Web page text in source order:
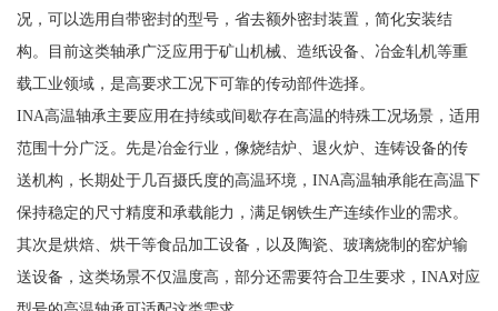
况，可以选用自带密封的型号，省去额外密封装置，简化安装结
构。目前这类轴承广泛应用于矿山机械、造纸设备、冶金轧机等重
载工业领域，是高要求工况下可靠的传动部件选择。
INA高温轴承主要应用在持续或间歇存在高温的特殊工况场景，适用
范围十分广泛。先是冶金行业，像烧结炉、退火炉、连铸设备的传
送机构，长期处于几百摄氏度的高温环境，INA高温轴承能在高温下
保持稳定的尺寸精度和承载能力，满足钢铁生产连续作业的需求。
其次是烘焙、烘干等食品加工设备，以及陶瓷、玻璃烧制的窑炉输
送设备，这类场景不仅温度高，部分还需要符合卫生要求，INA对应